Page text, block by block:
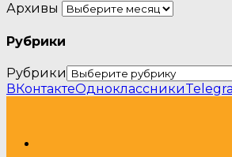
Архивы
Рубрики
Рубрики
ВКонтактеОдноклассники